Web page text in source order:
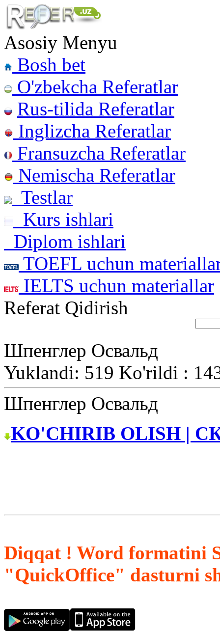
Asosiy Menyu
Bosh bet
O'zbekcha Referatlar
Rus-tilida Referatlar
Inglizcha Referatlar
Fransuzcha Referatlar
Nemischa Referatlar
Testlar
Kurs ishlari
Diplom ishlari
TOEFL uchun
IELTS uchun materiallar
Referat Qidirish
Шпенглер Освальд
Yuklandi: 519 Ko'rildi :
Шпенглер Освальд
KO'CHIRIB OLISH |
Diqqat ! Word formatini
"QuickOffice" dasturni